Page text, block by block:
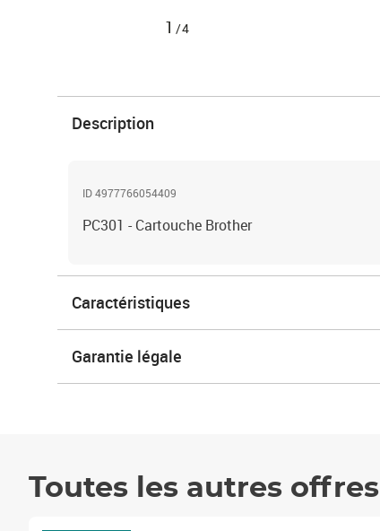
1 /4
Description
ID 4977766054409
PC301 - Cartouche Brother
Caractéristiques
Garantie légale
Toutes les autres offres